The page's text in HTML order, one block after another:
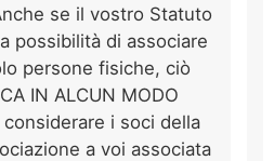
se il vostro Statuto
possibilità di associare
persone fisiche, ciò
IN ALCUN MODO
i soci della
a voi associata